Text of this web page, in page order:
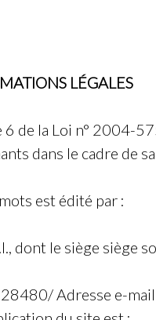
LÉGALES
6 de la Loi n° 2004-
dans le cadre de
est édité par :
, dont le siège siège
/ Adresse e-mail